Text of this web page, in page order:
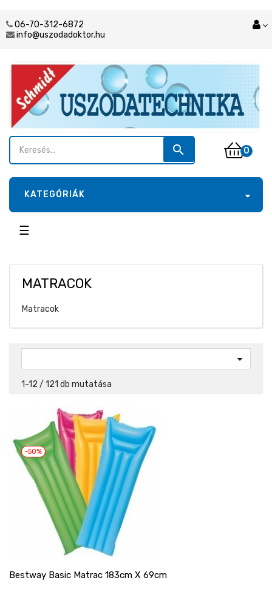
06-70-312-6872
info@uszodadoktor.hu
search 0
KATEGÓRIÁK
Toggle
☰
MATRACOK
Matracok

1-12 / 121 db mutatása
-50%
Bestway Basic Matrac 183cm X 69cm